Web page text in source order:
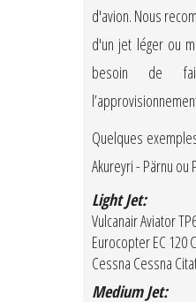
d'avion. Nous
d'un jet léger ou
besoin de
Quelques
Akureyri - Pärnu ou
Light Jet:
Vulcanair Aviator
Eurocopter EC 120
Cessna Cessna
Medium Jet: